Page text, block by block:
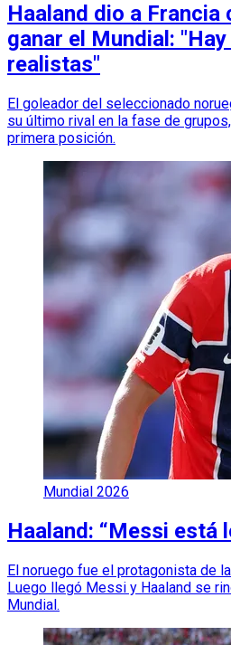
Haaland dio a
ganar el Mundial:
realistas"
El goleador del seleccionado
su último rival en la fase de
primera posición.
Mundial 2026
Haaland: “Messi está
El noruego fue el protagonista de
Luego llegó Messi y Haaland se
Mundial.